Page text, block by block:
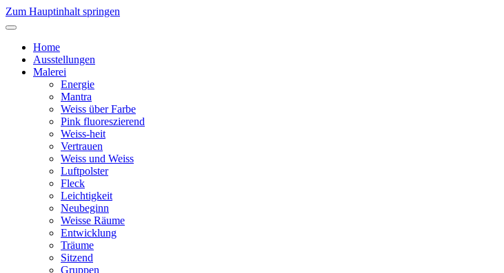
Zum Hauptinhalt springen
Home
Ausstellungen
Malerei
Energie
Mantra
Weiss über Farbe
Pink fluoreszierend
Weiss-heit
Vertrauen
Weiss und Weiss
Luftpolster
Fleck
Leichtigkeit
Neubeginn
Weisse Räume
Entwicklung
Träume
Sitzend
Gruppen